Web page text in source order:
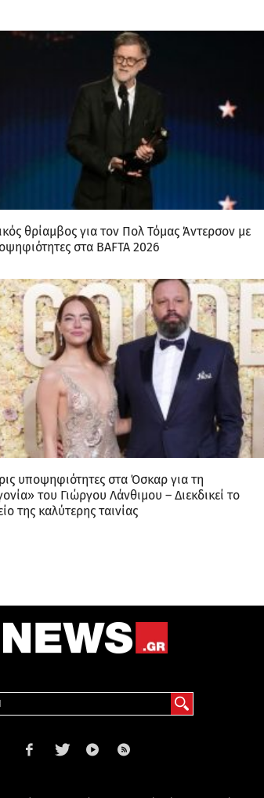
θρίαμβος για τον Πολ Τόμας Άντερσον με
στα BAFTA 2026
υποψηφιότητες στα Όσκαρ για τη
του Γιώργου Λάνθιμου – Διεκδικεί το
της καλύτερης ταινίας